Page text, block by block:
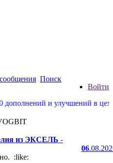
Войти
Поиск
и улучшений в
из ЭКСЕЛЬ -
:like:
06